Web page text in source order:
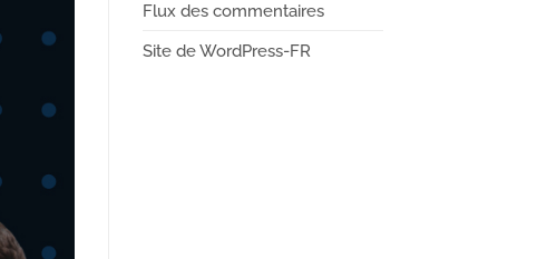
Flux des commentaires
Site de WordPress-FR